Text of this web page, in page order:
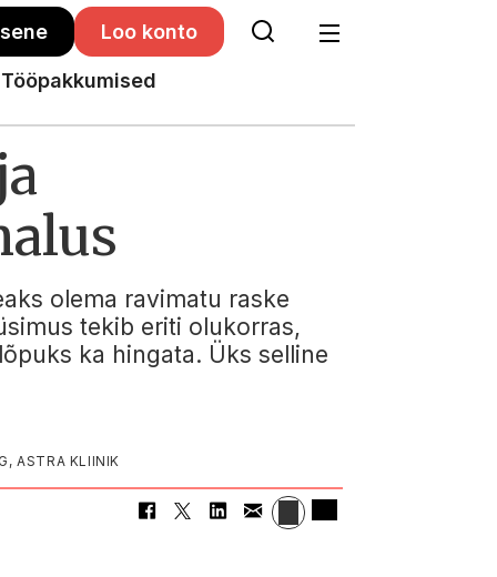
Loo konto
Tööpakkumised
olema ravimatu raske
tekib eriti olukorras,
ka hingata. Üks selline
ASTRA KLIINIK